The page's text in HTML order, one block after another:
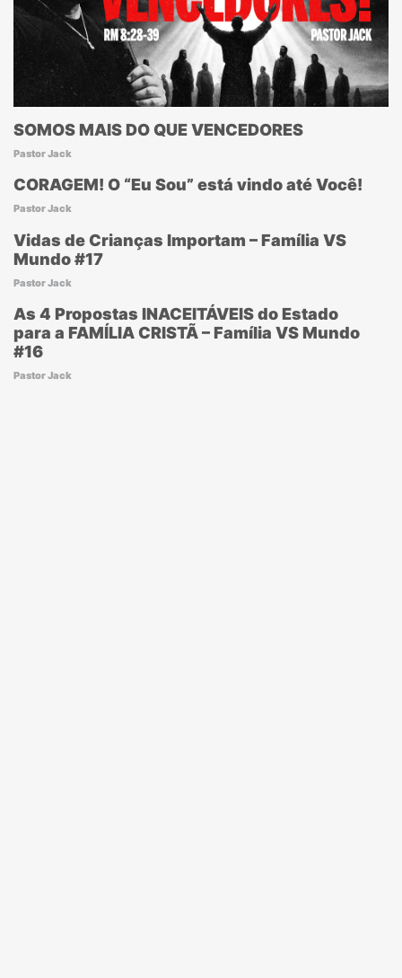
SOMOS MAIS DO QUE VENCEDORES
Pastor Jack
CORAGEM! O “Eu Sou” está vindo até Você!
Pastor Jack
Vidas de Crianças Importam – Família VS
Mundo #17
Pastor Jack
As 4 Propostas INACEITÁVEIS do Estado
para a FAMÍLIA CRISTÃ – Família VS Mundo
#16
Pastor Jack